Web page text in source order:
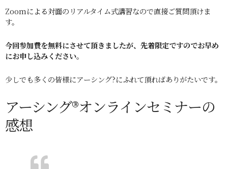
Zoomによる対面のリアルタイム式講習なので直接ご質問頂けま
す。
今回参加費を無料にさせて頂きましたが、先着限定ですのでお早め
にお申し込みください。
少しでも多くの皆様にアーシング?にふれて頂ればありがたいです。
アーシング®オンラインセミナーの
感想